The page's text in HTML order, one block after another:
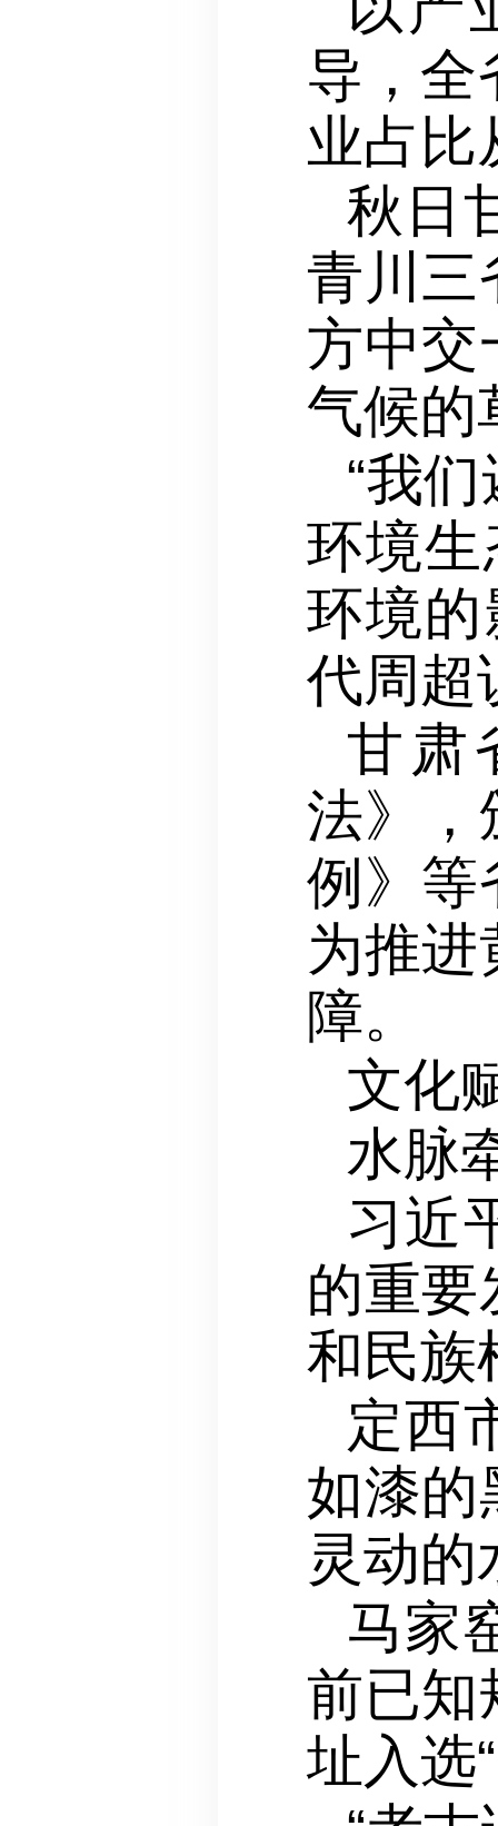
导，全
业占比
秋日
青川三
方中交
气候的
“我
环境生
环境
代周超
甘肃
法》，
例》等
为推
障。
文化
水脉
习近
的重要
和民族
定西
如漆的
灵动的
马家
前已知
址入选